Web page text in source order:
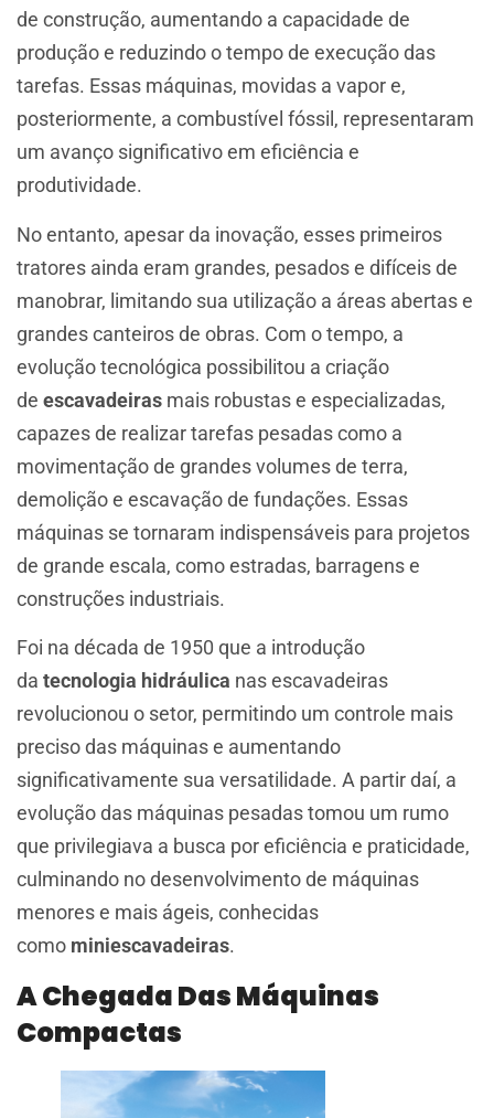
de construção, aumentando a capacidade de
produção e reduzindo o tempo de execução das
tarefas. Essas máquinas, movidas a vapor e,
posteriormente, a combustível fóssil, representaram
um avanço significativo em eficiência e
produtividade.
No entanto, apesar da inovação, esses primeiros
tratores ainda eram grandes, pesados e difíceis de
manobrar, limitando sua utilização a áreas abertas e
grandes canteiros de obras. Com o tempo, a
evolução tecnológica possibilitou a criação
de escavadeiras mais robustas e especializadas,
capazes de realizar tarefas pesadas como a
movimentação de grandes volumes de terra,
demolição e escavação de fundações. Essas
máquinas se tornaram indispensáveis para projetos
de grande escala, como estradas, barragens e
construções industriais.
Foi na década de 1950 que a introdução
da tecnologia hidráulica nas escavadeiras
revolucionou o setor, permitindo um controle mais
preciso das máquinas e aumentando
significativamente sua versatilidade. A partir daí, a
evolução das máquinas pesadas tomou um rumo
que privilegiava a busca por eficiência e praticidade,
culminando no desenvolvimento de máquinas
menores e mais ágeis, conhecidas
como miniescavadeiras.
A Chegada Das Máquinas
Compactas